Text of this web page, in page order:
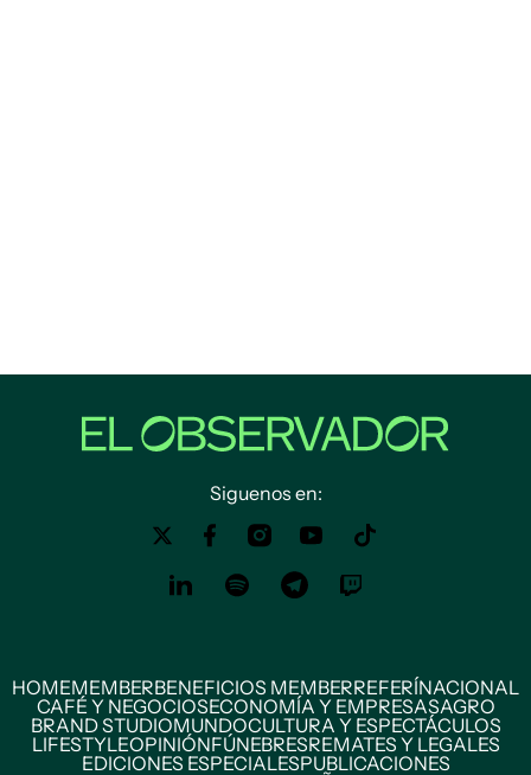
Siguenos en:
HOMEMEMBERBENEFICIOS MEMBERREFERÍNACIONAL
CAFÉ Y NEGOCIOSECONOMÍA Y EMPRESASAGRO
BRAND STUDIOMUNDOCULTURA Y ESPECTÁCULOS
LIFESTYLEOPINIÓNFÚNEBRESREMATES Y LEGALES
EDICIONES ESPECIALESPUBLICACIONES